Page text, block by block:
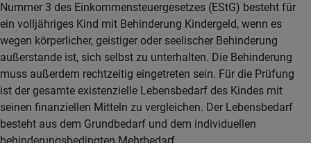
Nummer 3 des Einkommensteuergesetzes (EStG) besteht für
ein volljähriges Kind mit Behinderung Kindergeld, wenn es
wegen körperlicher, geistiger oder seelischer Behinderung
außerstande ist, sich selbst zu unterhalten. Die Behinderung
muss außerdem rechtzeitig eingetreten sein. Für die Prüfung
ist der gesamte existenzielle Lebensbedarf des Kindes mit
seinen finanziellen Mitteln zu vergleichen. Der Lebensbedarf
besteht aus dem Grundbedarf und dem individuellen